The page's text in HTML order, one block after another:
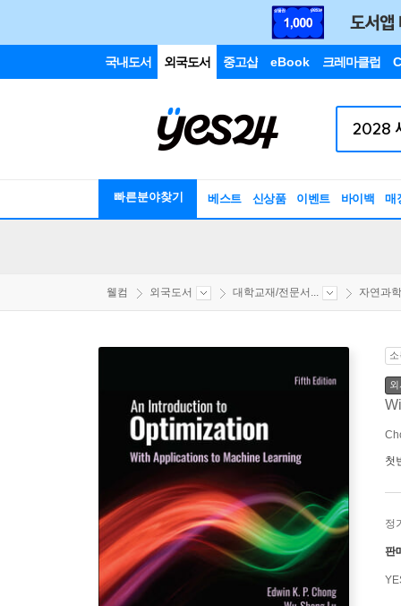
국내도서 외국도서 중고샵 eBook 크레마클럽
빠른분야찾기 베스트 신상품 이벤트 바이백 매
웰컴 외국도서 대학교재/전문서... 자연과학
첫
정
판